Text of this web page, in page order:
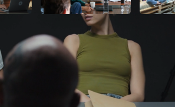
byl zvyklý řídit akce v terénu,
je upoután na vozík, odmítá se
případu, který v sobě